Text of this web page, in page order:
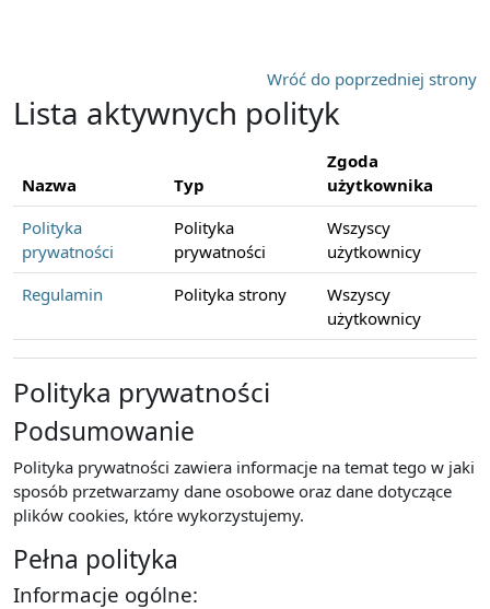
Wróć do poprzedniej strony
Lista aktywnych polityk
Nazwa Typ
Zgoda
użytkownika
Polityka
prywatności
Polityka
prywatności
Wszyscy
użytkownicy
Regulamin
Polityka strony
Wszyscy
użytkownicy
Polityka prywatności
Podsumowanie
Polityka prywatności zawiera informacje na temat tego w jaki
sposób przetwarzamy dane osobowe oraz dane dotyczące
plików cookies, które wykorzystujemy.
Pełna polityka
Informacje ogólne: